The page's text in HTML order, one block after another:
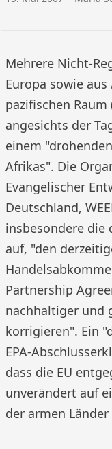
Mehrere Nicht-
Europa sowie aus
pazifischen Raum
angesichts der
einem
Afrikas". Die
Evangelischer
Deutschland,
insbesondere die
auf, "den
Partnership
nachhaltiger und
korrigieren". Ein
EPA-
dass die EU
unverändert auf
der armen Länder